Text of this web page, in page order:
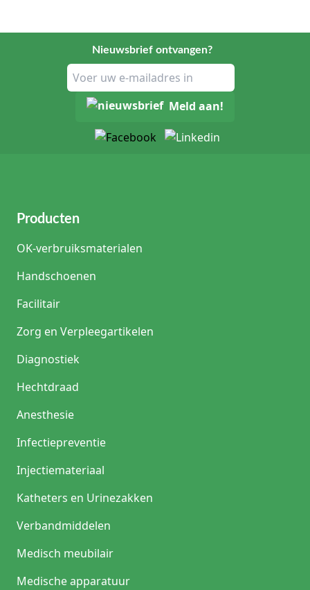
Nieuwsbrief ontvangen?
Meld aan!
Producten
OK-verbruiksmaterialen
Handschoenen
Facilitair
Zorg en Verpleegartikelen
Diagnostiek
Hechtdraad
Anesthesie
Infectiepreventie
Injectiemateriaal
Katheters en Urinezakken
Verbandmiddelen
Medisch meubilair
Medische apparatuur